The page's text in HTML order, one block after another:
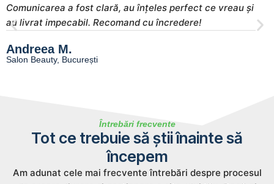
Comunicarea a fost clară, au înțeles perfect ce vreau și
au livrat impecabil. Recomand cu încredere!
Andreea M.
Salon Beauty, București
Întrebări frecvente
Tot ce trebuie să știi înainte să
începem
Am adunat cele mai frecvente întrebări despre procesul